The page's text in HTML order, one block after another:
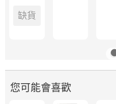
缺貨
您可能會喜歡